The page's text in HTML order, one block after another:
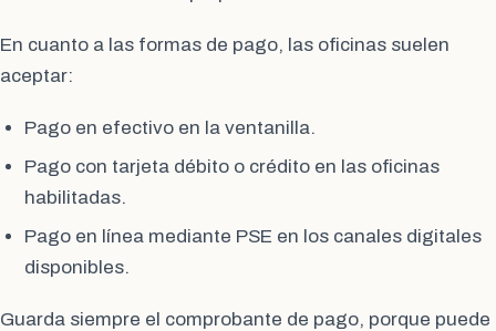
En cuanto a las formas de pago, las oficinas suelen
aceptar:
Pago en efectivo en la ventanilla.
Pago con tarjeta débito o crédito en las oficinas
habilitadas.
Pago en línea mediante PSE en los canales digitales
disponibles.
Guarda siempre el comprobante de pago, porque puede